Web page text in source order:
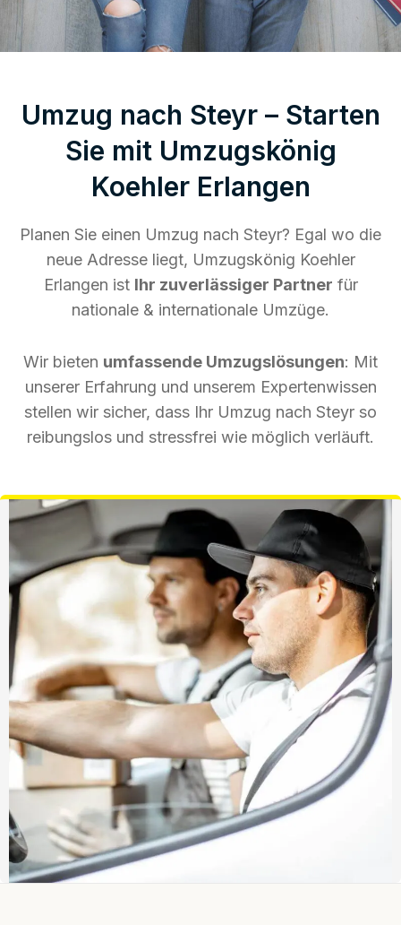
Umzug nach Steyr – Starten
Sie mit Umzugskönig
Koehler Erlangen
Planen Sie einen Umzug nach Steyr? Egal wo die
neue Adresse liegt, Umzugskönig Koehler
Erlangen ist Ihr zuverlässiger Partner für
nationale & internationale Umzüge.
Wir bieten umfassende Umzugslösungen: Mit
unserer Erfahrung und unserem Expertenwissen
stellen wir sicher, dass Ihr Umzug nach Steyr so
reibungslos und stressfrei wie möglich verläuft.